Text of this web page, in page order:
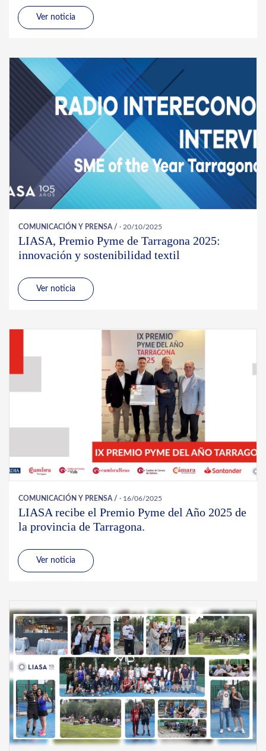
Ver noticia
COMUNICACIÓN Y PRENSA / · 20/10/2025
LIASA, Premio Pyme de Tarragona 2025:
innovación y sostenibilidad textil
Ver noticia
COMUNICACIÓN Y PRENSA / · 16/06/2025
LIASA recibe el Premio Pyme del Año 2025 de
la provincia de Tarragona.
Ver noticia